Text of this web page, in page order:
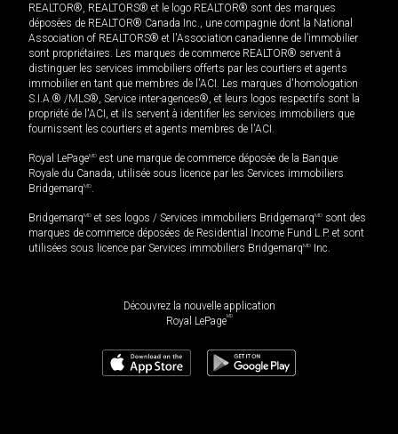
REALTOR®, REALTORS® et le logo REALTOR® sont des marques
déposées de REALTOR® Canada Inc., une compagnie dont la National
Association of REALTORS® et l'Association canadienne de l’immobilier
sont propriétaires. Les marques de commerce REALTOR® servent à
distinguer les services immobiliers offerts par les courtiers et agents
immobilier en tant que membres de l'ACI. Les marques d'homologation
S.I.A.® /MLS®, Service inter-agences®, et leurs logos respectifs sont la
propriété de l'ACI, et ils servent à identifier les services immobiliers que
fournissent les courtiers et agents membres de l'ACI.
Royal LePageMD est une marque de commerce déposée de la Banque
Royale du Canada, utilisée sous licence par les Services immobiliers
BridgemarqMD.
BridgemarqMD et ses logos / Services immobiliers BridgemarqMD sont des
marques de commerce déposées de Residential Income Fund L.P. et sont
utilisées sous licence par Services immobiliers BridgemarqMD Inc.
Découvrez la nouvelle application
Royal LePageMD